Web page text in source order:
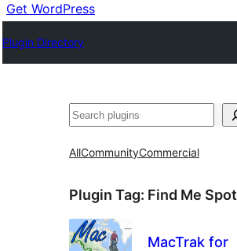
Get WordPress
Plugin Directory
തിരയുക
AllCommunityCommercial
Plugin Tag: Find Me Spot
MacTrak for